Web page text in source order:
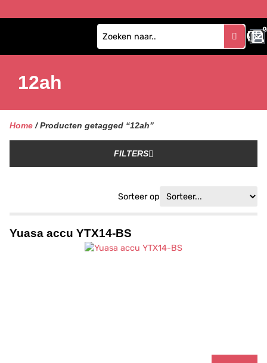
0
0
12ah
Home / Producten getagged “12ah”
FILTERS
Sorteer op
Yuasa accu YTX14-BS